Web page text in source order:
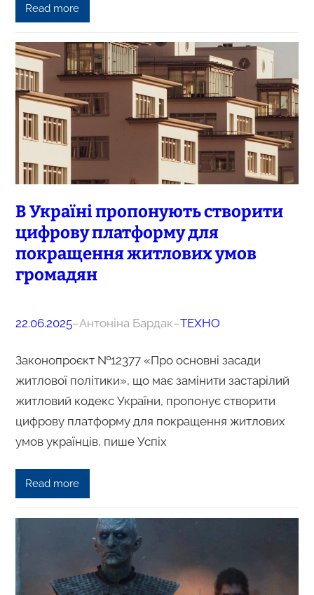
Read more
В Україні пропонують створити
цифрову платформу для
покращення житлових умов
громадян
22.06.2025–Антоніна Бардак–ТЕХНО
Законопроєкт №12377 «Про основні засади
житлової політики», що має замінити застарілий
житловий кодекс України, пропонує створити
цифрову платформу для покращення житлових
умов українців, пише Успіх
Read more